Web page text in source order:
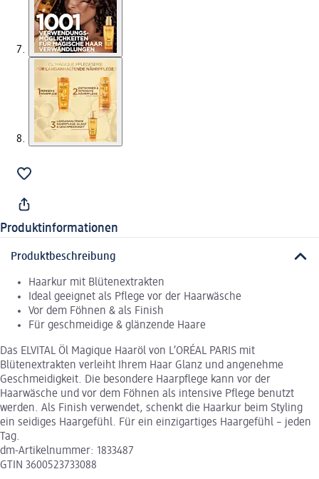
Produktinformationen
Produktbeschreibung
Haarkur mit Blütenextrakten
Ideal geeignet als Pflege vor der Haarwäsche
Vor dem Föhnen & als Finish
Für geschmeidige & glänzende Haare
Das ELVITAL Öl Magique Haaröl von L’ORÉAL PARIS mit
Blütenextrakten verleiht Ihrem Haar Glanz und angenehme
Geschmeidigkeit. Die besondere Haarpflege kann vor der
Haarwäsche und vor dem Föhnen als intensive Pflege benutzt
werden. Als Finish verwendet, schenkt die Haarkur beim Styling
ein seidiges Haargefühl. Für ein einzigartiges Haargefühl – jeden
Tag.
dm-Artikelnummer: 1833487
GTIN 3600523733088